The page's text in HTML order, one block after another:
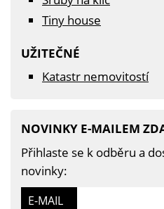
Tiny house
UŽITEČNÉ
Katastr nemovitostí
NOVINKY E-MAILEM
Přihlaste se k odběru a
novinky:
E-MAIL